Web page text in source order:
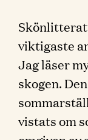
viktigaste
Jag läser
skogen.
vistats om